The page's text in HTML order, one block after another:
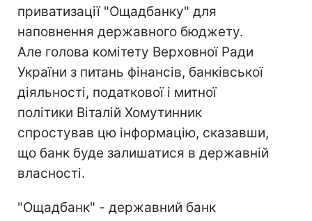
приватизації "Ощадбанку" для
наповнення державного бюджету.
Але голова комітету Верховної Ради
України з питань фінансів, банківської
діяльності, податкової і митної
політики Віталій Хомутинник
спростував цю інформацію, сказавши,
що банк буде залишатися в державній
власності.
"Ощадбанк" - державний банк